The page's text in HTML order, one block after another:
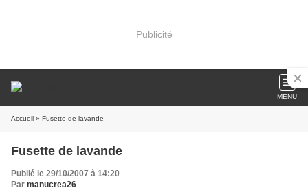
Publicité
MENU
Accueil » Fusette de lavande
Fusette de lavande
Publié le 29/10/2007 à 14:20
Par manucrea26